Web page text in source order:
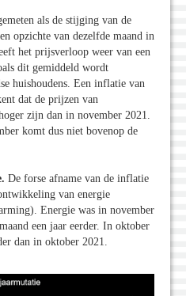
als de stijging van de
opzichte van dezelfde maand in
het prijsverloop weer van een
dit gemiddeld wordt
huishoudens. Een inflatie van
dat de prijzen van
zijn dan in november 2021.
komt dus niet bovenop de
De forse afname van de inflatie
van energie
Energie was in november
een jaar eerder. In oktober
dan in oktober 2021.